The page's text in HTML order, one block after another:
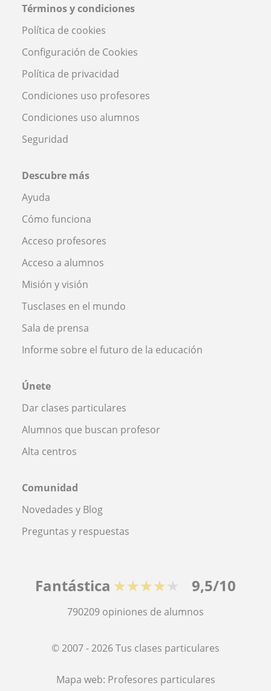
Términos y condiciones
Política de cookies
Configuración de Cookies
Política de privacidad
Condiciones uso profesores
Condiciones uso alumnos
Seguridad
Descubre más
Ayuda
Cómo funciona
Acceso profesores
Acceso a alumnos
Misión y visión
Tusclases en el mundo
Sala de prensa
Informe sobre el futuro de la educación
Únete
Dar clases particulares
Alumnos que buscan profesor
Alta centros
Comunidad
Novedades y Blog
Preguntas y respuestas
Fantástica ★★★★★ 9,5/10
790209 opiniones de alumnos
© 2007 - 2026 Tus clases particulares
Mapa web: Profesores particulares